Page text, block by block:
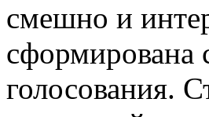
смешно и
сформирована
голосования.